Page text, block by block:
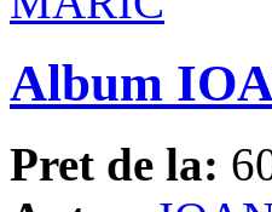
Album
Pret de la: